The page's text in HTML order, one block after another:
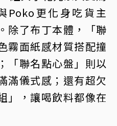
Poko更化身吃貨主
除了布丁本體，「聯
霧面紙感材質搭配撞
「聯名點心盤」則以
滿儀式感；還有超欠
」，讓喝飲料都像在